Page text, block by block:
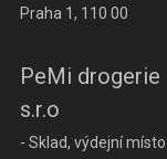
Praha 1, 110 00
PeMi drogerie
s.r.o
- Sklad, výdejní místo